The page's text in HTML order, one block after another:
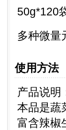
50g*120
多种微量
使用方法
产品说明
本品是蔬
富含辣椒